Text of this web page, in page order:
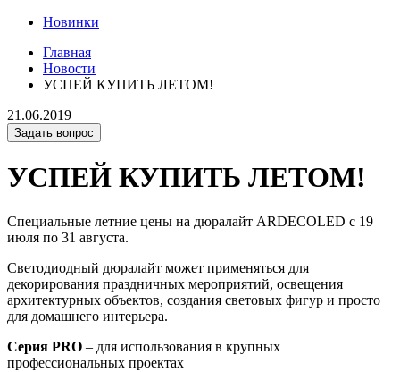
Новинки
Главная
Новости
УСПЕЙ КУПИТЬ ЛЕТОМ!
21.06.2019
Задать вопрос
УСПЕЙ КУПИТЬ ЛЕТОМ!
Специальные летние цены на дюралайт ARDECOLED с 19
июля по 31 августа.
Светодиодный дюралайт может применяться для
декорирования праздничных мероприятий, освещения
архитектурных объектов, создания световых фигур и просто
для домашнего интерьера.
Серия PRO – для использования в крупных
профессиональных проектах